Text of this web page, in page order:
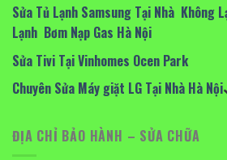
Sửa Tủ Lạnh Samsung Tại Nhà Không
Lạnh Bơm Nạp Gas Hà Nội
Sửa Tivi Tại Vinhomes Ocen Park
Chuyên Sửa Máy giặt LG Tại Nhà Hà Nội
ĐỊA CHỈ BẢO HÀNH – SỬA CHỮA